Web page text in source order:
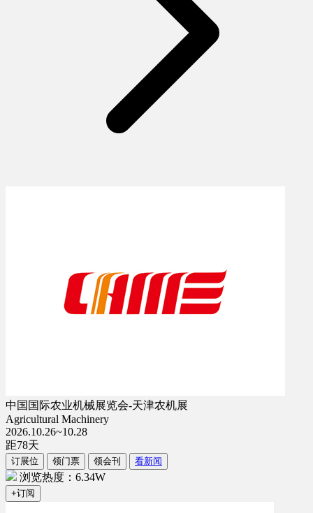
中国国际农业机械展览会-天津农机展
Agricultural Machinery
2026.10.26~10.28
距78天
订展位 领门票 领会刊 看新闻
浏览热度：6.34W
+订阅